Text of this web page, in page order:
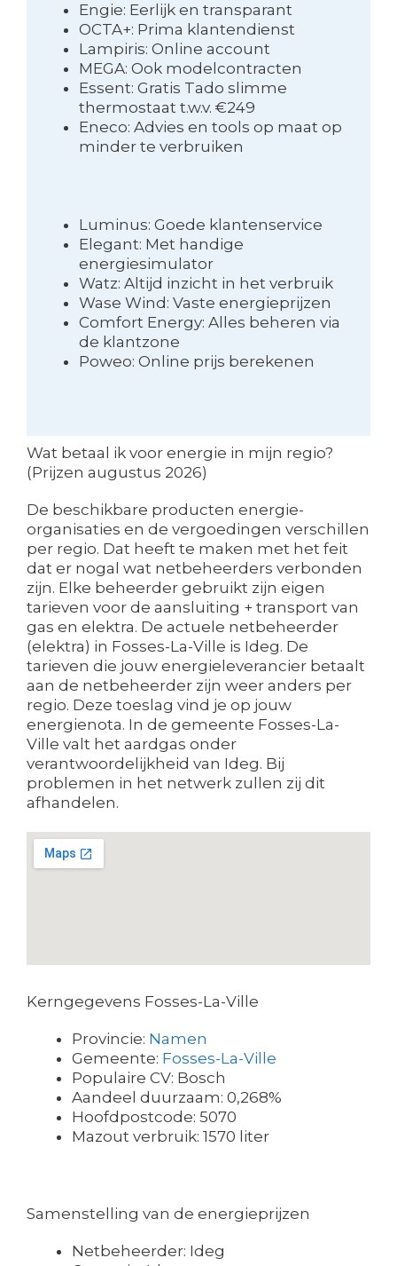
Engie: Eerlijk en transparant
OCTA+: Prima klantendienst
Lampiris: Online account
MEGA: Ook modelcontracten
Essent: Gratis Tado slimme
thermostaat t.w.v. €249
Eneco: Advies en tools op maat op
minder te verbruiken
Luminus: Goede klantenservice
Elegant: Met handige
energiesimulator
Watz: Altijd inzicht in het verbruik
Wase Wind: Vaste energieprijzen
Comfort Energy: Alles beheren via
de klantzone
Poweo: Online prijs berekenen
Wat betaal ik voor energie in mijn regio?
(Prijzen augustus 2026)
De beschikbare producten energie-
organisaties en de vergoedingen verschillen
per regio. Dat heeft te maken met het feit
dat er nogal wat netbeheerders verbonden
zijn. Elke beheerder gebruikt zijn eigen
tarieven voor de aansluiting + transport van
gas en elektra. De actuele netbeheerder
(elektra) in Fosses-La-Ville is Ideg. De
tarieven die jouw energieleverancier betaalt
aan de netbeheerder zijn weer anders per
regio. Deze toeslag vind je op jouw
energienota. In de gemeente Fosses-La-
Ville valt het aardgas onder
verantwoordelijkheid van Ideg. Bij
problemen in het netwerk zullen zij dit
afhandelen.
Kerngegevens Fosses-La-Ville
Provincie: Namen
Gemeente: Fosses-La-Ville
Populaire CV: Bosch
Aandeel duurzaam: 0,268%
Hoofdpostcode: 5070
Mazout verbruik: 1570 liter
Samenstelling van de energieprijzen
Netbeheerder: Ideg